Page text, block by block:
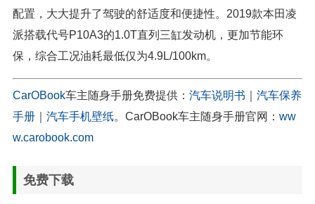
配置，大大提升了驾驶的舒适度和便捷性。2019款本田凌
派搭载代号P10A3的1.0T直列三缸发动机，更加节能环
保，综合工况油耗最低仅为4.9L/100km。
CarOBook车主随身手册免费提供： 汽车说明书
汽车保养
手册
汽车手机壁纸。CarOBook车主随身手册官网： ww
w.carobook.com
免费下载